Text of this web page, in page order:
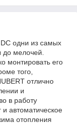
одни из самых
мелочей.
монтировать его
того,
отлично
и
в работу
автоматическое
отопления